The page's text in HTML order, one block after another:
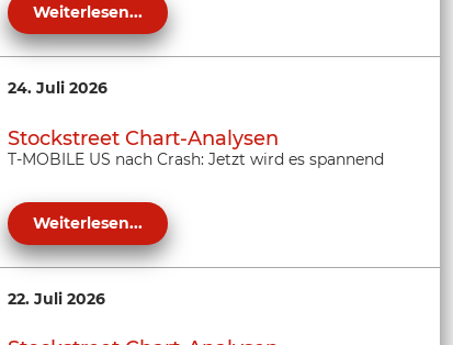
Weiterlesen...
24. Juli 2026
Stockstreet Chart-Analysen
T-MOBILE US nach Crash: Jetzt wird es spannend
Weiterlesen...
22. Juli 2026